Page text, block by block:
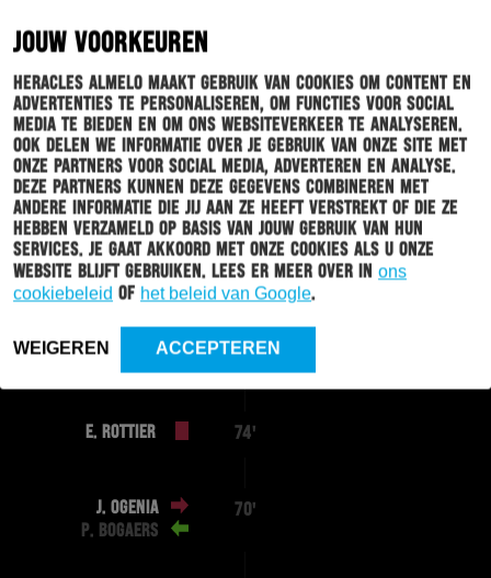
JOUW VOORKEUREN
Heracles Almelo maakt gebruik van cookies om content en
advertenties te personaliseren, om functies voor social
media te bieden en om ons websiteverkeer te analyseren.
Ook delen we informatie over je gebruik van onze site met
onze partners voor social media, adverteren en analyse.
Deze partners kunnen deze gegevens combineren met
andere informatie die jij aan ze heeft verstrekt of die ze
hebben verzameld op basis van jouw gebruik van hun
services. Je gaat akkoord met onze cookies als u onze
website blijft gebruiken. Lees er meer over in ons
cookiebeleid of het beleid van Google.
WEIGEREN ACCEPTEREN
B. DE KEERSMAECKER 78'
78'
78'
C. BRYM 77'
E. ROTTIER 74'
J. OGENIA
P. BOGAERS
70'